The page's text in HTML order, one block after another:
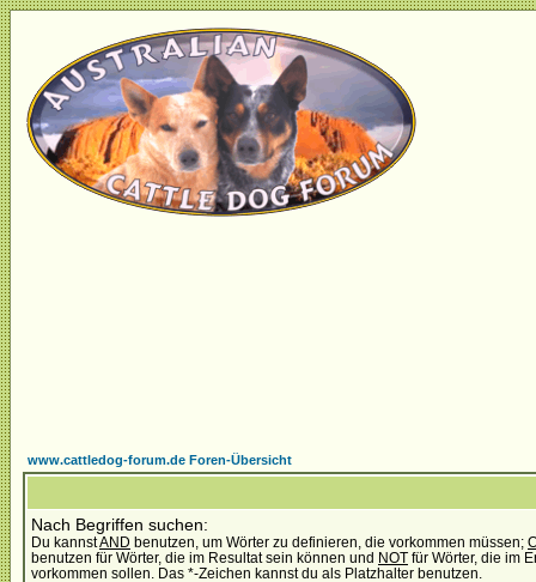
www.cattledog-forum.de Foren-Übersicht
Nach Begriffen suchen:
Du kannstAND benutzen, um Wörter zu definieren, die vorkommen müssen;
benutzen für Wörter, die im Resultat sein können und NOT für Wörter, die im
vorkommen sollen. Das *-Zeichen kannst du als Platzhalter benutzen.